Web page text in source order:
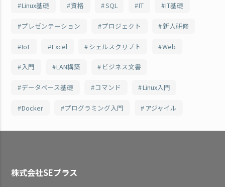
Linux基礎 資格 SQL IT IT基礎
プレゼンテーション プロジェクト 新人研修
IoT Excel シェルスクリプト Web
入門 LAN構築 ビジネス文書
データベース基礎 コマンド Linux入門
Docker プログラミング入門 アジャイル
株式会社SEプラス